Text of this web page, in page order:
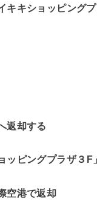
キキショッピング
返却する
ッピングプラザ３F
港で返却